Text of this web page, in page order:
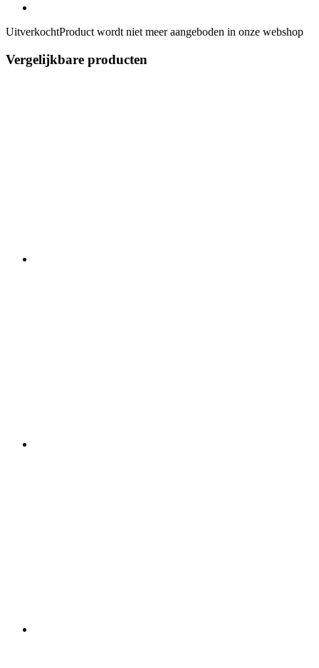
UitverkochtProduct wordt niet meer aangeboden in onze webshop
Vergelijkbare producten